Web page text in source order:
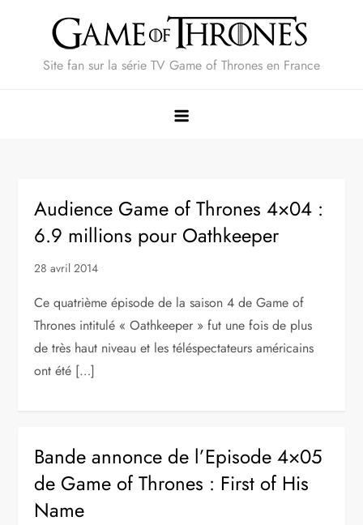
Site fan sur la série TV Game of Thrones en France
Audience Game of Thrones 4×04 :
6.9 millions pour Oathkeeper
28 avril 2014
Ce quatrième épisode de la saison 4 de Game of
Thrones intitulé « Oathkeeper » fut une fois de plus
de très haut niveau et les téléspectateurs américains
ont été […]
Bande annonce de l’Episode 4×05
de Game of Thrones : First of His
Name